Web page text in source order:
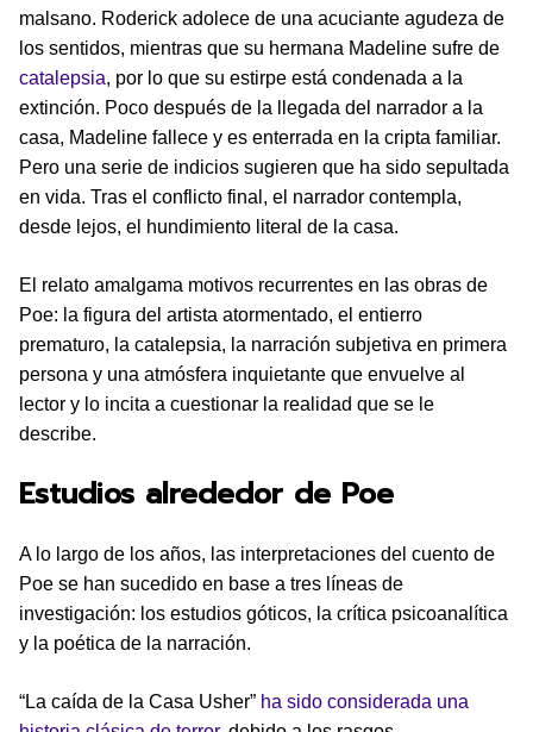
malsano. Roderick adolece de una acuciante agudeza de
los sentidos, mientras que su hermana Madeline sufre de
catalepsia, por lo que su estirpe está condenada a la
extinción. Poco después de la llegada del narrador a la
casa, Madeline fallece y es enterrada en la cripta familiar.
Pero una serie de indicios sugieren que ha sido sepultada
en vida. Tras el conflicto final, el narrador contempla,
desde lejos, el hundimiento literal de la casa.
El relato amalgama motivos recurrentes en las obras de
Poe: la figura del artista atormentado, el entierro
prematuro, la catalepsia, la narración subjetiva en primera
persona y una atmósfera inquietante que envuelve al
lector y lo incita a cuestionar la realidad que se le
describe.
Estudios alrededor de Poe
A lo largo de los años, las interpretaciones del cuento de
Poe se han sucedido en base a tres líneas de
investigación: los estudios góticos, la crítica psicoanalítica
y la poética de la narración.
“La caída de la Casa Usher” ha sido considerada una